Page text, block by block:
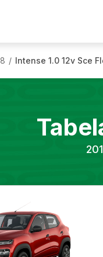
/ Intense 1.0 12v Sce